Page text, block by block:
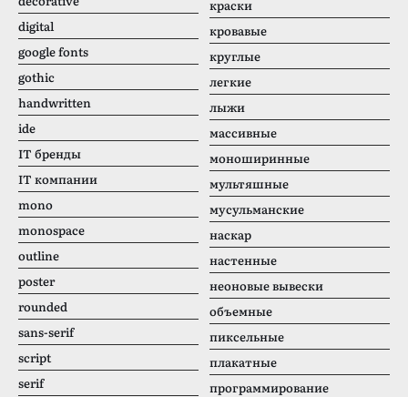
digital
google fonts
gothic
handwritten
ide
IT бренды
IT компании
mono
monospace
outline
poster
rounded
sans-serif
script
serif
краски
кровавые
круглые
легкие
лыжи
массивные
моноширинные
мультяшные
мусульманские
наскар
настенные
неоновые вывески
объемные
пиксельные
плакатные
программирование